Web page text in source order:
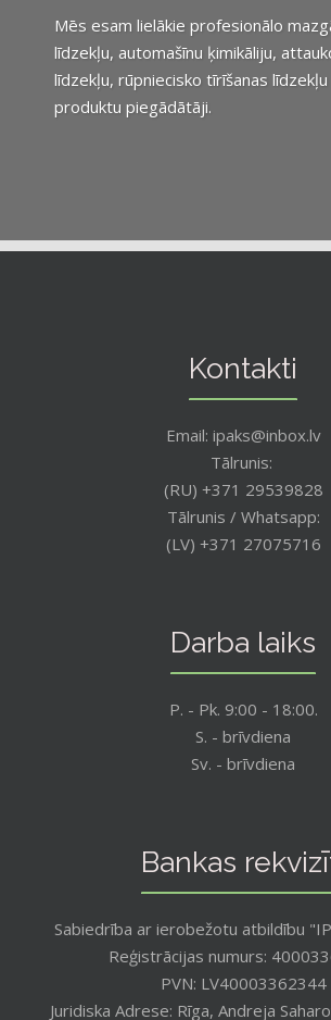
Mēs esam lielākie profesionālo
līdzekļu, automašīnu ķimikāliju,
līdzekļu, rūpniecisko tīrīšanas līdzekļu
produktu piegādātāji.
Kontakti
Email: ipaks@inbox.lv
Tālrunis:
(RU) +371 29539828
Tālrunis / Whatsapp:
(LV) +371 27075716
Darba laiks
P. - Pk. 9:00 - 18:00.
S. - brīvdiena
Sv. - brīvdiena
Bankas
Sabiedrība ar ierobežotu atbildību
Reģistrācijas numurs:
PVN: LV40003362344
Juridiska Adrese: Rīga, Andreja